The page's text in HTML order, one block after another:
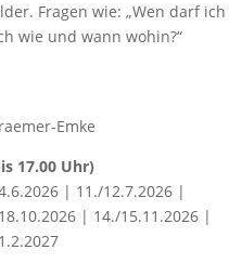
Fragen wie: „Wen darf ich
wie und wann wohin?“
Emke
17.00 Uhr)
| 11./12.7.2026 |
| 14./15.11.2026 |